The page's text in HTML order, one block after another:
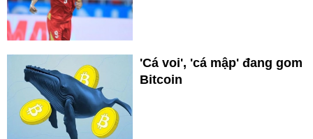
'Cá voi', 'cá mập' đang gom
Bitcoin